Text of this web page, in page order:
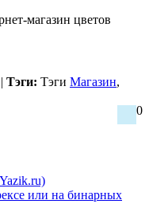
магазин цветов
| Тэги: Тэги Магазин,
0
или на бинарных